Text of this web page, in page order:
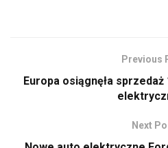
Previous
Europa osiągnęła
Next